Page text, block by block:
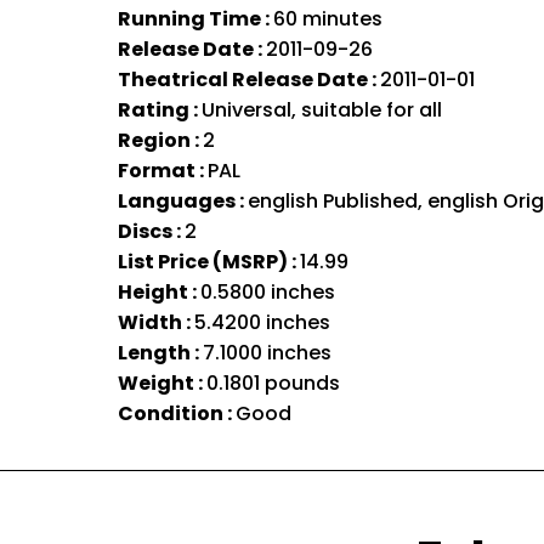
Running Time :60 minutes
Release Date :2011-09-26
Theatrical Release Date :2011-01-01
Rating :Universal, suitable for all
Region :2
Format :PAL
Languages :english Published, english
Discs :2
List Price (MSRP) :14.99
Height :0.5800 inches
Width :5.4200 inches
Length :7.1000 inches
Weight :0.1801 pounds
Condition :Good